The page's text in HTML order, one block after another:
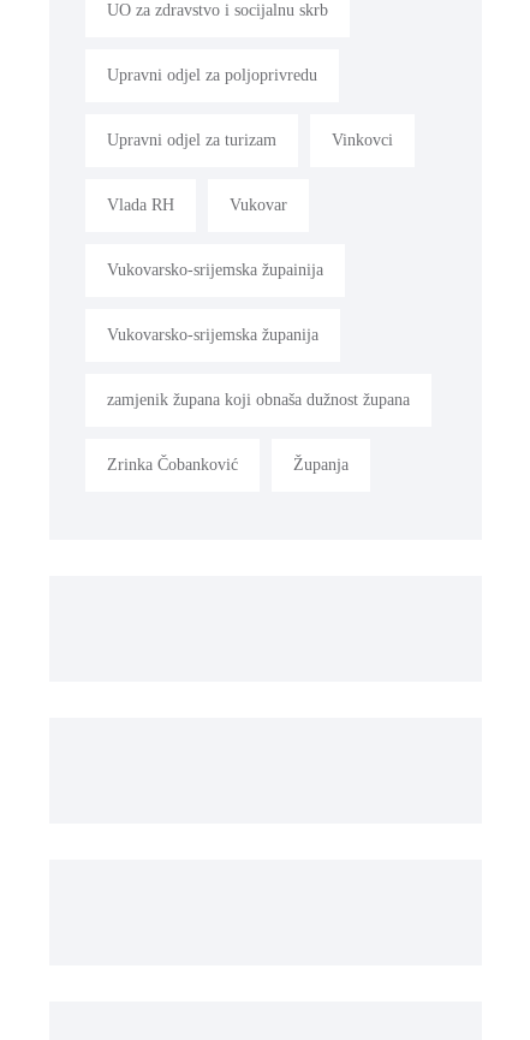
UO za zdravstvo i socijalnu skrb
Upravni odjel za poljoprivredu
Upravni odjel za turizam Vinkovci
Vlada RH Vukovar
Vukovarsko-srijemska župainija
Vukovarsko-srijemska županija
zamjenik župana koji obnaša dužnost župana
Zrinka Čobanković Županja